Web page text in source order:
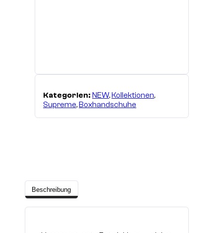
Kategorien: NEW,Kollektionen,
Supreme,Boxhandschuhe
Beschreibung